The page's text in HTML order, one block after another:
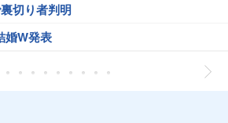
切り者判明
婚W発表